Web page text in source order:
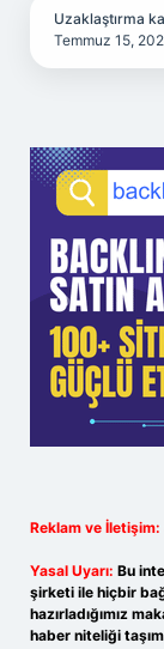
Uzaklaştırma
Temmuz 15,
Reklam ve İletişim:
Yasal Uyarı: Bu
şirketi ile hiçbir
hazırladığımız
haber niteliği